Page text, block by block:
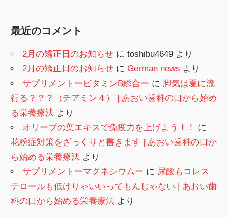
最近のコメント
2月の矯正日のお知らせ にtoshibu4649 より
2月の矯正日のお知らせ に German news より
サプリメントービタミンB総合ー に 脚気は夏に流
行る？？？（チアミン４） | あおい歯科の口から始め
る栄養療法 より
オリーブの葉エキスで免疫力を上げよう！！
に
花粉症対策をざっくりと書きます | あおい歯科の口か
ら始める栄養療法 より
サプリメントーマグネシウムー に 尿酸もコレス
テロールも低けりゃいいってもんじゃない | あおい歯
科の口から始める栄養療法 より